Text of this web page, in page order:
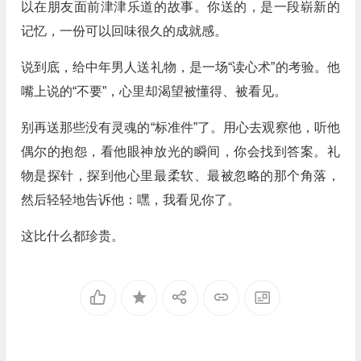
以在朋友面前津津乐道的故事。你送的，是一段崭新的
记忆，一份可以回味很久的成就感。
说到底，给中年男人送礼物，是一场“读心术”的考验。他
嘴上说的“不要”，心里却渴望被懂得、被看见。
别再送那些没有灵魂的“标准件”了。用心去观察他，听他
偶尔的抱怨，看他眼神放光的瞬间，你会找到答案。礼
物是探针，探到他心里最柔软、最被忽略的那个角落，
然后轻轻地告诉他：嘿，我看见你了。
这比什么都珍贵。